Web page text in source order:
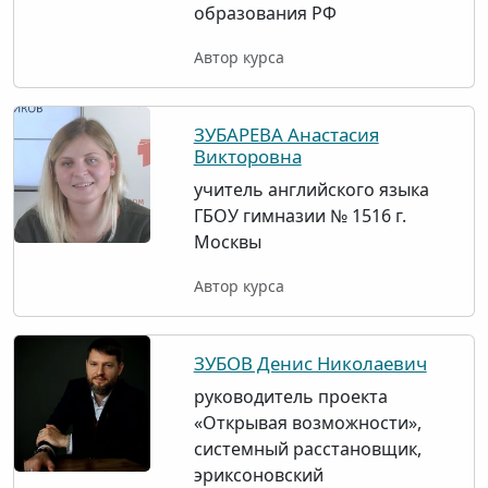
образования РФ
Автор курса
ЗУБАРЕВА Анастасия
Викторовна
учитель английского языка
ГБОУ гимназии № 1516 г.
Москвы
Автор курса
ЗУБОВ Денис Николаевич
руководитель проекта
«Открывая возможности»,
системный расстановщик,
эриксоновский